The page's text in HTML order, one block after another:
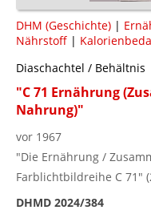
DHM (Geschichte) |
Nährstoff |
Diaschachtel / Behältnis
"C 71 Ernährung
Nahrung)"
vor 1967
"Die Ernährung /
Farblichtbildreihe C 71"
DHMD 2024/384